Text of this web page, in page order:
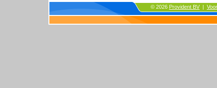
© 2026 Provident BV |